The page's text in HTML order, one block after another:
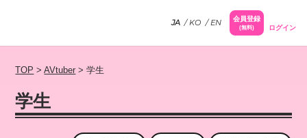
JA KO EN 会員登録
(無料) ログイン
TOP >AVtuber >学生
学生